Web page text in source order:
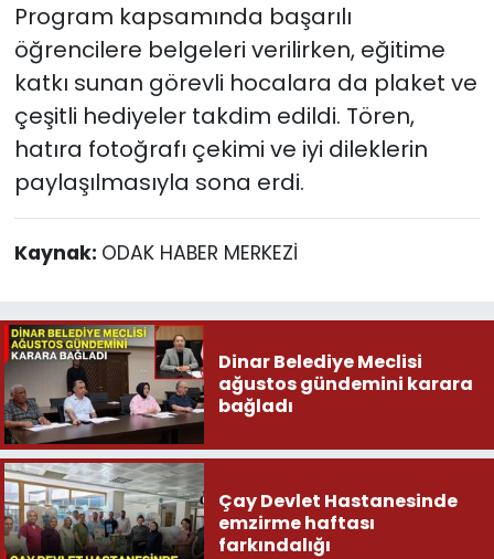
Program kapsamında başarılı
öğrencilere belgeleri verilirken, eğitime
katkı sunan görevli hocalara da plaket ve
çeşitli hediyeler takdim edildi. Tören,
hatıra fotoğrafı çekimi ve iyi dileklerin
paylaşılmasıyla sona erdi.
Kaynak: ODAK HABER MERKEZİ
Dinar Belediye Meclisi
ağustos gündemini karara
bağladı
Çay Devlet Hastanesinde
emzirme haftası
farkındalığı